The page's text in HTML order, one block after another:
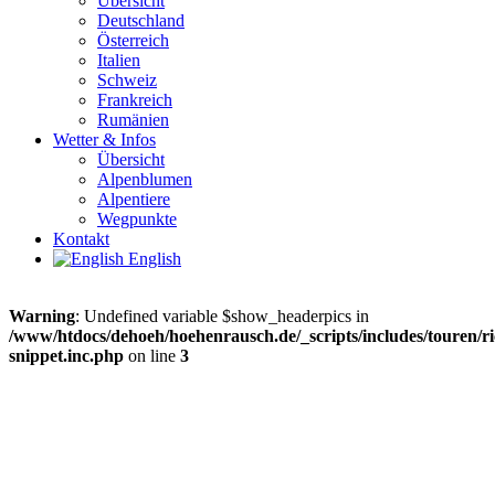
Deutschland
Österreich
Italien
Schweiz
Frankreich
Rumänien
Wetter & Infos
Übersicht
Alpenblumen
Alpentiere
Wegpunkte
Kontakt
English
Warning: Undefined variable $show_headerpics in
/www/htdocs/dehoeh/hoehenrausch.de/_scripts/includes/touren/
snippet.inc.php on line 3